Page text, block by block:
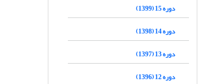
دوره 15 (1399)
دوره 14 (1398)
دوره 13 (1397)
دوره 12 (1396)